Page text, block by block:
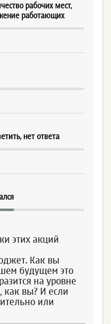
рабочих мест,
работающих
нет ответа
этих акций
Как вы
будущем это
на уровне
вы? И если
или